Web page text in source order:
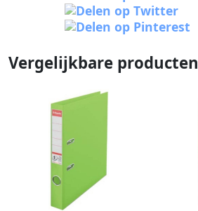
Vergelijkbare producten